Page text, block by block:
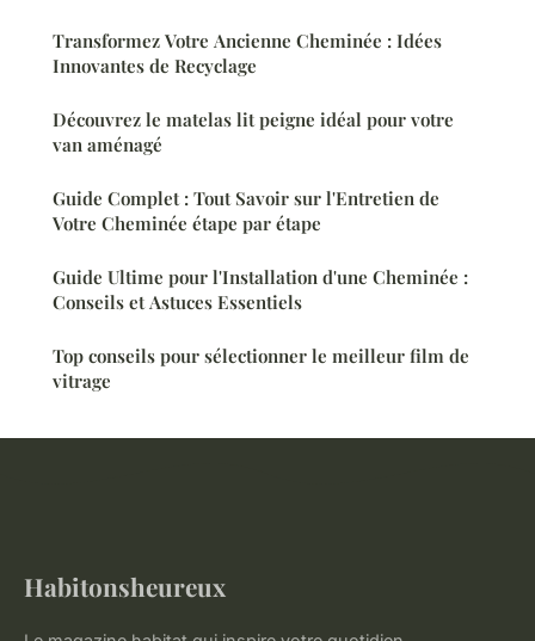
Transformez Votre Ancienne Cheminée : Idées
Innovantes de Recyclage
Découvrez le matelas lit peigne idéal pour votre
van aménagé
Guide Complet : Tout Savoir sur l'Entretien de
Votre Cheminée étape par étape
Guide Ultime pour l'Installation d'une Cheminée :
Conseils et Astuces Essentiels
Top conseils pour sélectionner le meilleur film de
vitrage
Habitonsheureux